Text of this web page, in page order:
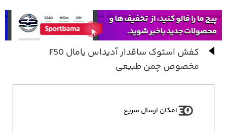
کفش استوک ساقدار آدیداس یامال F50
مخصوص چمن طبیعی
امکان ارسال سریع